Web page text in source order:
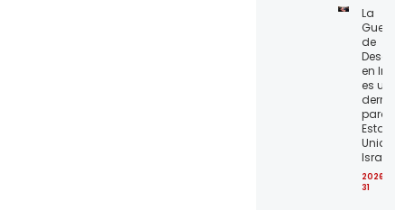
La
Guerra
de
en Irán
es una
derrota
para
Unidos
Israel
2026-
31